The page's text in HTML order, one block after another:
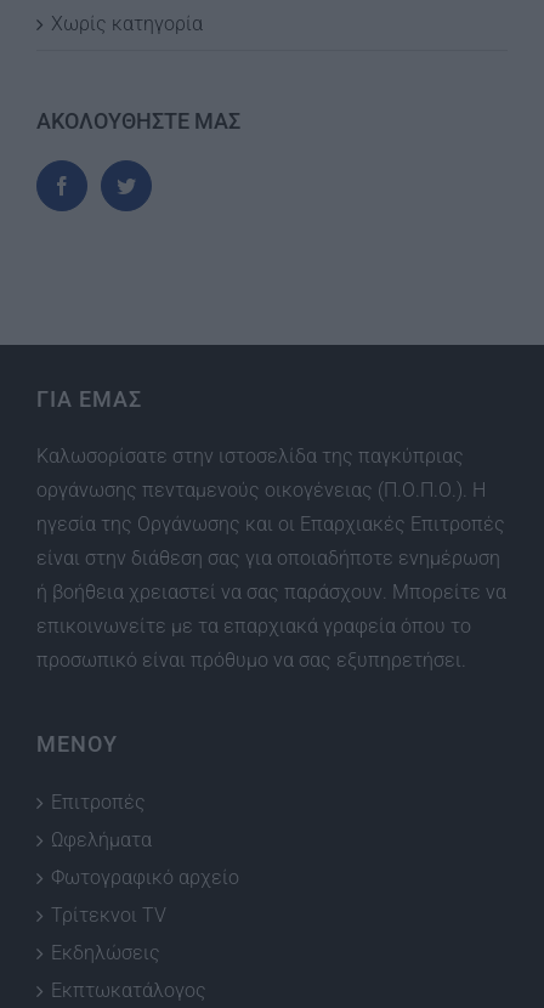
Χωρίς κατηγορία
ΑΚΟΛΟΥΘΗΣΤΕ ΜΑΣ
ΓΙΑ ΕΜΑΣ
Καλωσορίσατε στην ιστοσελίδα της παγκύπριας
οργάνωσης πενταμενούς οικογένειας (Π.Ο.Π.Ο.). Η
ηγεσία της Οργάνωσης και οι Επαρχιακές Επιτροπές
είναι στην διάθεση σας για οποιαδήποτε ενημέρωση
ή βοήθεια χρειαστεί να σας παράσχουν. Μπορείτε να
επικοινωνείτε με τα επαρχιακά γραφεία όπου το
προσωπικό είναι πρόθυμο να σας εξυπηρετήσει.
ΜΕΝΟΥ
Επιτροπές
Ωφελήματα
Φωτογραφικό αρχείο
Τρίτεκνοι TV
Εκδηλώσεις
Εκπτωκατάλογος